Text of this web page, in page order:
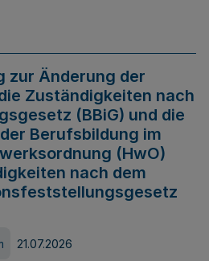
zur Änderung der
Zuständigkeiten nach
(BBiG) und die
Berufsbildung im
(HwO)
nach dem
21.07.2026